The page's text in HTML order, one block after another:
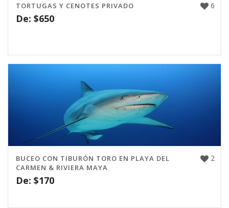
6
TORTUGAS Y CENOTES PRIVADO
De: $650
2
BUCEO CON TIBURÓN TORO EN PLAYA DEL
CARMEN & RIVIERA MAYA
De: $170